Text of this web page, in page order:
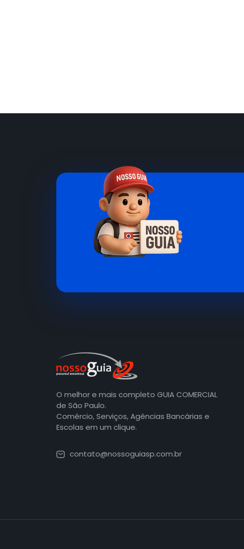
O melhor e mais completo GUIA COMERCIAL
de São Paulo.
Comércio, Serviços, Agências Bancárias e
Escolas em um clique.
contato@nossoguiasp.com.br